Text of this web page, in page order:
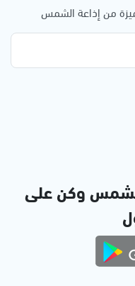
من إذاعة الشمس
وكن على